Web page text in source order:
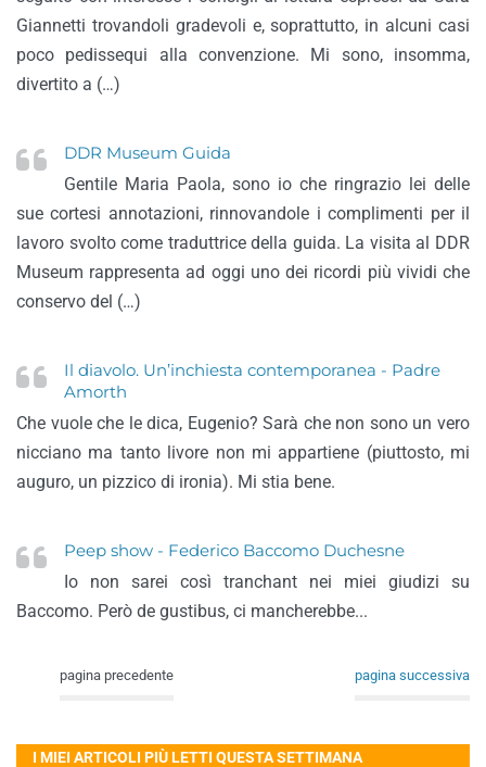
Giannetti trovandoli gradevoli e, soprattutto, in alcuni casi
poco pedissequi alla convenzione. Mi sono, insomma,
divertito a (…)
DDR Museum Guida
Gentile Maria Paola, sono io che ringrazio lei delle
sue cortesi annotazioni, rinnovandole i complimenti per il
lavoro svolto come traduttrice della guida. La visita al DDR
Museum rappresenta ad oggi uno dei ricordi più vividi che
conservo del (…)
Il diavolo. Un’inchiesta contemporanea - Padre
Amorth
Che vuole che le dica, Eugenio? Sarà che non sono un vero
nicciano ma tanto livore non mi appartiene (piuttosto, mi
auguro, un pizzico di ironia). Mi stia bene.
Peep show - Federico Baccomo Duchesne
Io non sarei così tranchant nei miei giudizi su
Baccomo. Però de gustibus, ci mancherebbe...
pagina precedente pagina successiva
I MIEI ARTICOLI PIÙ LETTI QUESTA SETTIMANA